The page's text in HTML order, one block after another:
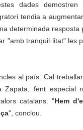
dades
tendia a
determinada resposta
"amb tranquil·litat" les
al país. Cal
Zapata, fent especial
catalans. "Hem
", conclou.
#
M
ig